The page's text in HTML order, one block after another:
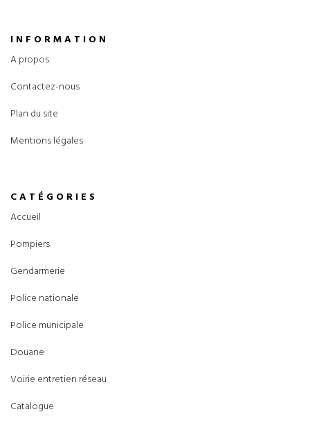
INFORMATION
A propos
Contactez-nous
Plan du site
Mentions légales
CATÉGORIES
Accueil
Pompiers
Gendarmerie
Police nationale
Police municipale
Douane
Voirie entretien réseau
Catalogue